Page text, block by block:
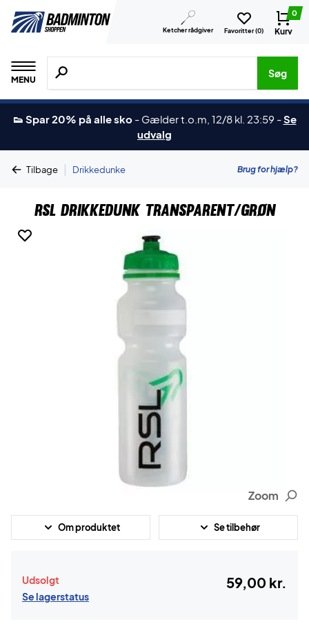
Ketcher rådgiver Favoritter (0)
0
Kurv
MENU
Søg efter produkter, mærker etc.
Søg
👟 Spar 20% på alle sko - Gælder t.o.m, 12/8 kl. 23:59 -Se
udvalg
Tilbage | Drikkedunke Brug for hjælp?
RSL Drikkedunk Transparent/Grøn
Zoom
Om produktet Se tilbehør
Udsolgt
Se lagerstatus
59,00 kr.